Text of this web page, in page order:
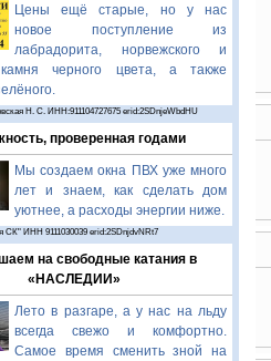
Цены ещё старые, но у нас
новое поступление из
лабрадорита, норвежского и
камня черного цвета, а также
Н. С. ИНН:911104727675 erid:2SDnjeWbdHU
проверенная годами
Мы создаем окна ПВХ уже много
лет и знаем, как сделать дом
уютнее, а расходы энергии ниже.
ИНН 9111030039 erid:2SDnjdvNRt7
на свободные катания в
«НАСЛЕДИИ»
Лето в разгаре, а у нас на льду
всегда свежо и комфортно.
Самое время сменить зной на